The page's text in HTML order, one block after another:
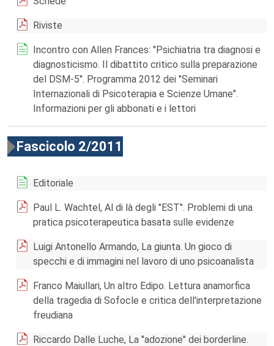
Riviste
Incontro con Allen Frances: "Psichiatria tra diagnosi e
diagnosticismo. Il dibattito critico sulla preparazione
del DSM-5". Programma 2012 dei "Seminari
Internazionali di Psicoterapia e Scienze Umane".
Informazioni per gli abbonati e i lettori
Fascicolo 2/2011
Editoriale
Paul L. Wachtel, Al di là degli "EST". Problemi di una
pratica psicoterapeutica basata sulle evidenze
Luigi Antonello Armando, La giunta. Un gioco di
specchi e di immagini nel lavoro di uno psicoanalista
Franco Maiullari, Un altro Edipo. Lettura anamorfica
della tragedia di Sofocle e critica dell'interpretazione
freudiana
Riccardo Dalle Luche, La "adozione" dei borderline.